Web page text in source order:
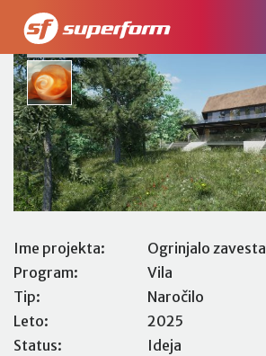
OGRINJALO ZAVETJA
DRUŽINSKA HIŠA
Ime projekta:
Ogrinjalo zavesta
Program:
Vila
Tip:
Naročilo
Leto:
2025
Status:
Ideja